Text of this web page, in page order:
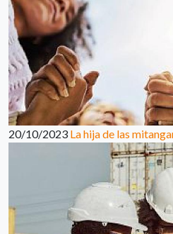
20/10/2023 La hija de las